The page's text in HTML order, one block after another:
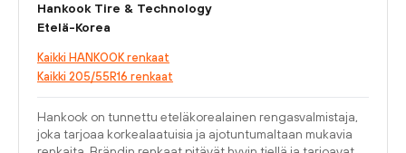
Hankook Tire & Technology
Etelä-Korea
Kaikki HANKOOK renkaat
Kaikki 205/55R16 renkaat
Hankook on tunnettu eteläkorealainen rengasvalmistaja,
joka tarjoaa korkealaatuisia ja ajotuntumaltaan mukavia